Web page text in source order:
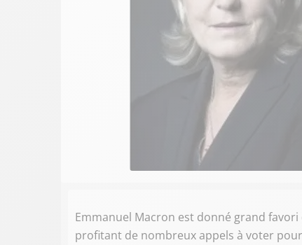
Emmanuel Macron est donné grand
profitant de nombreux appels à voter